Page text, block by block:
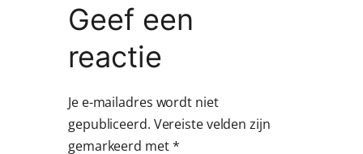
Geef een
reactie
Je e-mailadres wordt niet
gepubliceerd. Vereiste velden zijn
gemarkeerd met*